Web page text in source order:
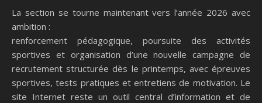
La section se tourne maintenant vers l’année 2026 avec
ambition :
renforcement pédagogique, poursuite des activités
sportives et organisation d’une nouvelle campagne de
recrutement structurée dès le printemps, avec épreuves
sportives, tests pratiques et entretiens de motivation. Le
site Internet reste un outil central d’information et de